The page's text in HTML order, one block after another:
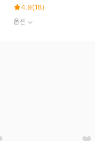
4.9(18)
옵션